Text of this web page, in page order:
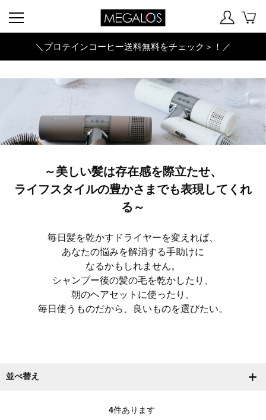
＼プロテインコーヒー送料無料をチェック＞！／
～美しい髪は存在感を際立たせ、
ライフスタイルの豊かさまでも表現してくれ
る～
毎日髪を乾かすドライヤーを変えれば、
あなたの悩みを解消する手助けに
なるかもしれません。
シャンプー後の髪の毛を乾かしたり、
朝のヘアセットに使ったり、
毎日使うものだから、良いものを選びたい。
並べ替え
4件あります